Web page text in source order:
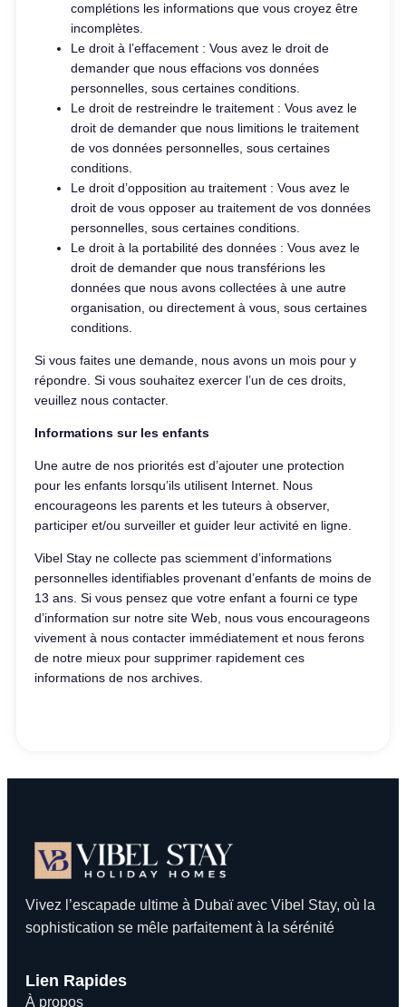
complétions les informations que vous croyez être
incomplètes.
Le droit à l’effacement : Vous avez le droit de
demander que nous effacions vos données
personnelles, sous certaines conditions.
Le droit de restreindre le traitement : Vous avez le
droit de demander que nous limitions le traitement
de vos données personnelles, sous certaines
conditions.
Le droit d’opposition au traitement : Vous avez le
droit de vous opposer au traitement de vos données
personnelles, sous certaines conditions.
Le droit à la portabilité des données : Vous avez le
droit de demander que nous transférions les
données que nous avons collectées à une autre
organisation, ou directement à vous, sous certaines
conditions.
Si vous faites une demande, nous avons un mois pour y
répondre. Si vous souhaitez exercer l’un de ces droits,
veuillez nous contacter.
Informations sur les enfants
Une autre de nos priorités est d’ajouter une protection
pour les enfants lorsqu’ils utilisent Internet. Nous
encourageons les parents et les tuteurs à observer,
participer et/ou surveiller et guider leur activité en ligne.
Vibel Stay ne collecte pas sciemment d’informations
personnelles identifiables provenant d’enfants de moins de
13 ans. Si vous pensez que votre enfant a fourni ce type
d’information sur notre site Web, nous vous encourageons
vivement à nous contacter immédiatement et nous ferons
de notre mieux pour supprimer rapidement ces
informations de nos archives.
Vivez l’escapade ultime à Dubaï avec Vibel Stay, où la
sophistication se mêle parfaitement à la sérénité
Lien Rapides
À propos